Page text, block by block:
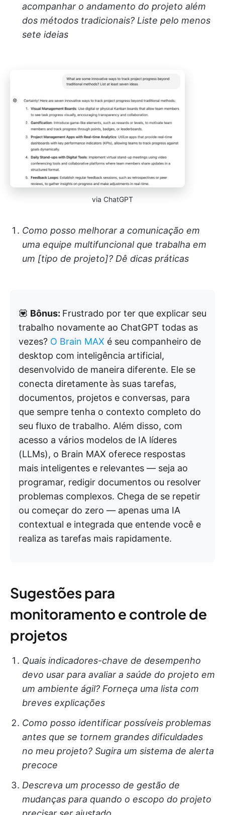
acompanhar o andamento do projeto além
dos métodos tradicionais? Liste pelo menos
sete ideias
via ChatGPT
Como posso melhorar a comunicação em
uma equipe multifuncional que trabalha em
um [tipo de projeto]? Dê dicas práticas
💟 Bônus: Frustrado por ter que explicar seu
trabalho novamente ao ChatGPT todas as
vezes? O Brain MAX é seu companheiro de
desktop com inteligência artificial,
desenvolvido de maneira diferente. Ele se
conecta diretamente às suas tarefas,
documentos, projetos e conversas, para
que sempre tenha o contexto completo do
seu fluxo de trabalho. Além disso, com
acesso a vários modelos de IA líderes
(LLMs), o Brain MAX oferece respostas
mais inteligentes e relevantes — seja ao
programar, redigir documentos ou resolver
problemas complexos. Chega de se repetir
ou começar do zero — apenas uma IA
contextual e integrada que entende você e
realiza as tarefas mais rapidamente.
Sugestões para
monitoramento e controle de
projetos
Quais indicadores-chave de desempenho
devo usar para avaliar a saúde do projeto em
um ambiente ágil? Forneça uma lista com
breves explicações
Como posso identificar possíveis problemas
antes que se tornem grandes dificuldades
no meu projeto? Sugira um sistema de alerta
precoce
Descreva um processo de gestão de
mudanças para quando o escopo do projeto